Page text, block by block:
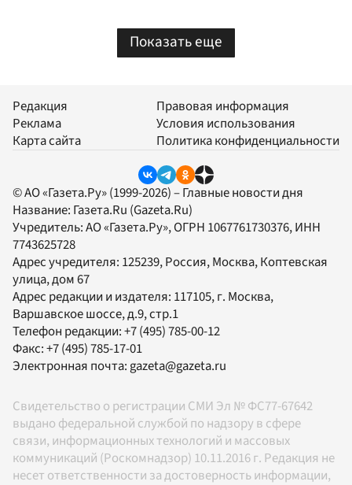
Показать еще
Редакция
Реклама
Карта сайта
Правовая информация
Условия использования
Политика конфиденциальности
© АО «Газета.Ру» (1999-2026) – Главные новости дня
Название: Газета.Ru (Gazeta.Ru)
Учредитель:АО «Газета.Ру», ОГРН 1067761730376, ИНН
7743625728
Адрес учредителя: 125239, Россия, Москва, Коптевская
улица, дом 67
Адрес редакции и издателя: 117105, г. Москва,
Варшавское шоссе, д.9, стр.1
Телефон редакции:+7 (495) 785-00-12
Факс:+7 (495) 785-17-01
Электронная почта:gazeta@gazeta.ru
Свидетельство о регистрации СМИ Эл № ФС77-67642
выдано федеральной службой по надзору в сфере
связи, информационных технологий и массовых
коммуникаций (Роскомнадзор) 10.11.2016 г. Редакция не
несет ответственности за достоверность информации,